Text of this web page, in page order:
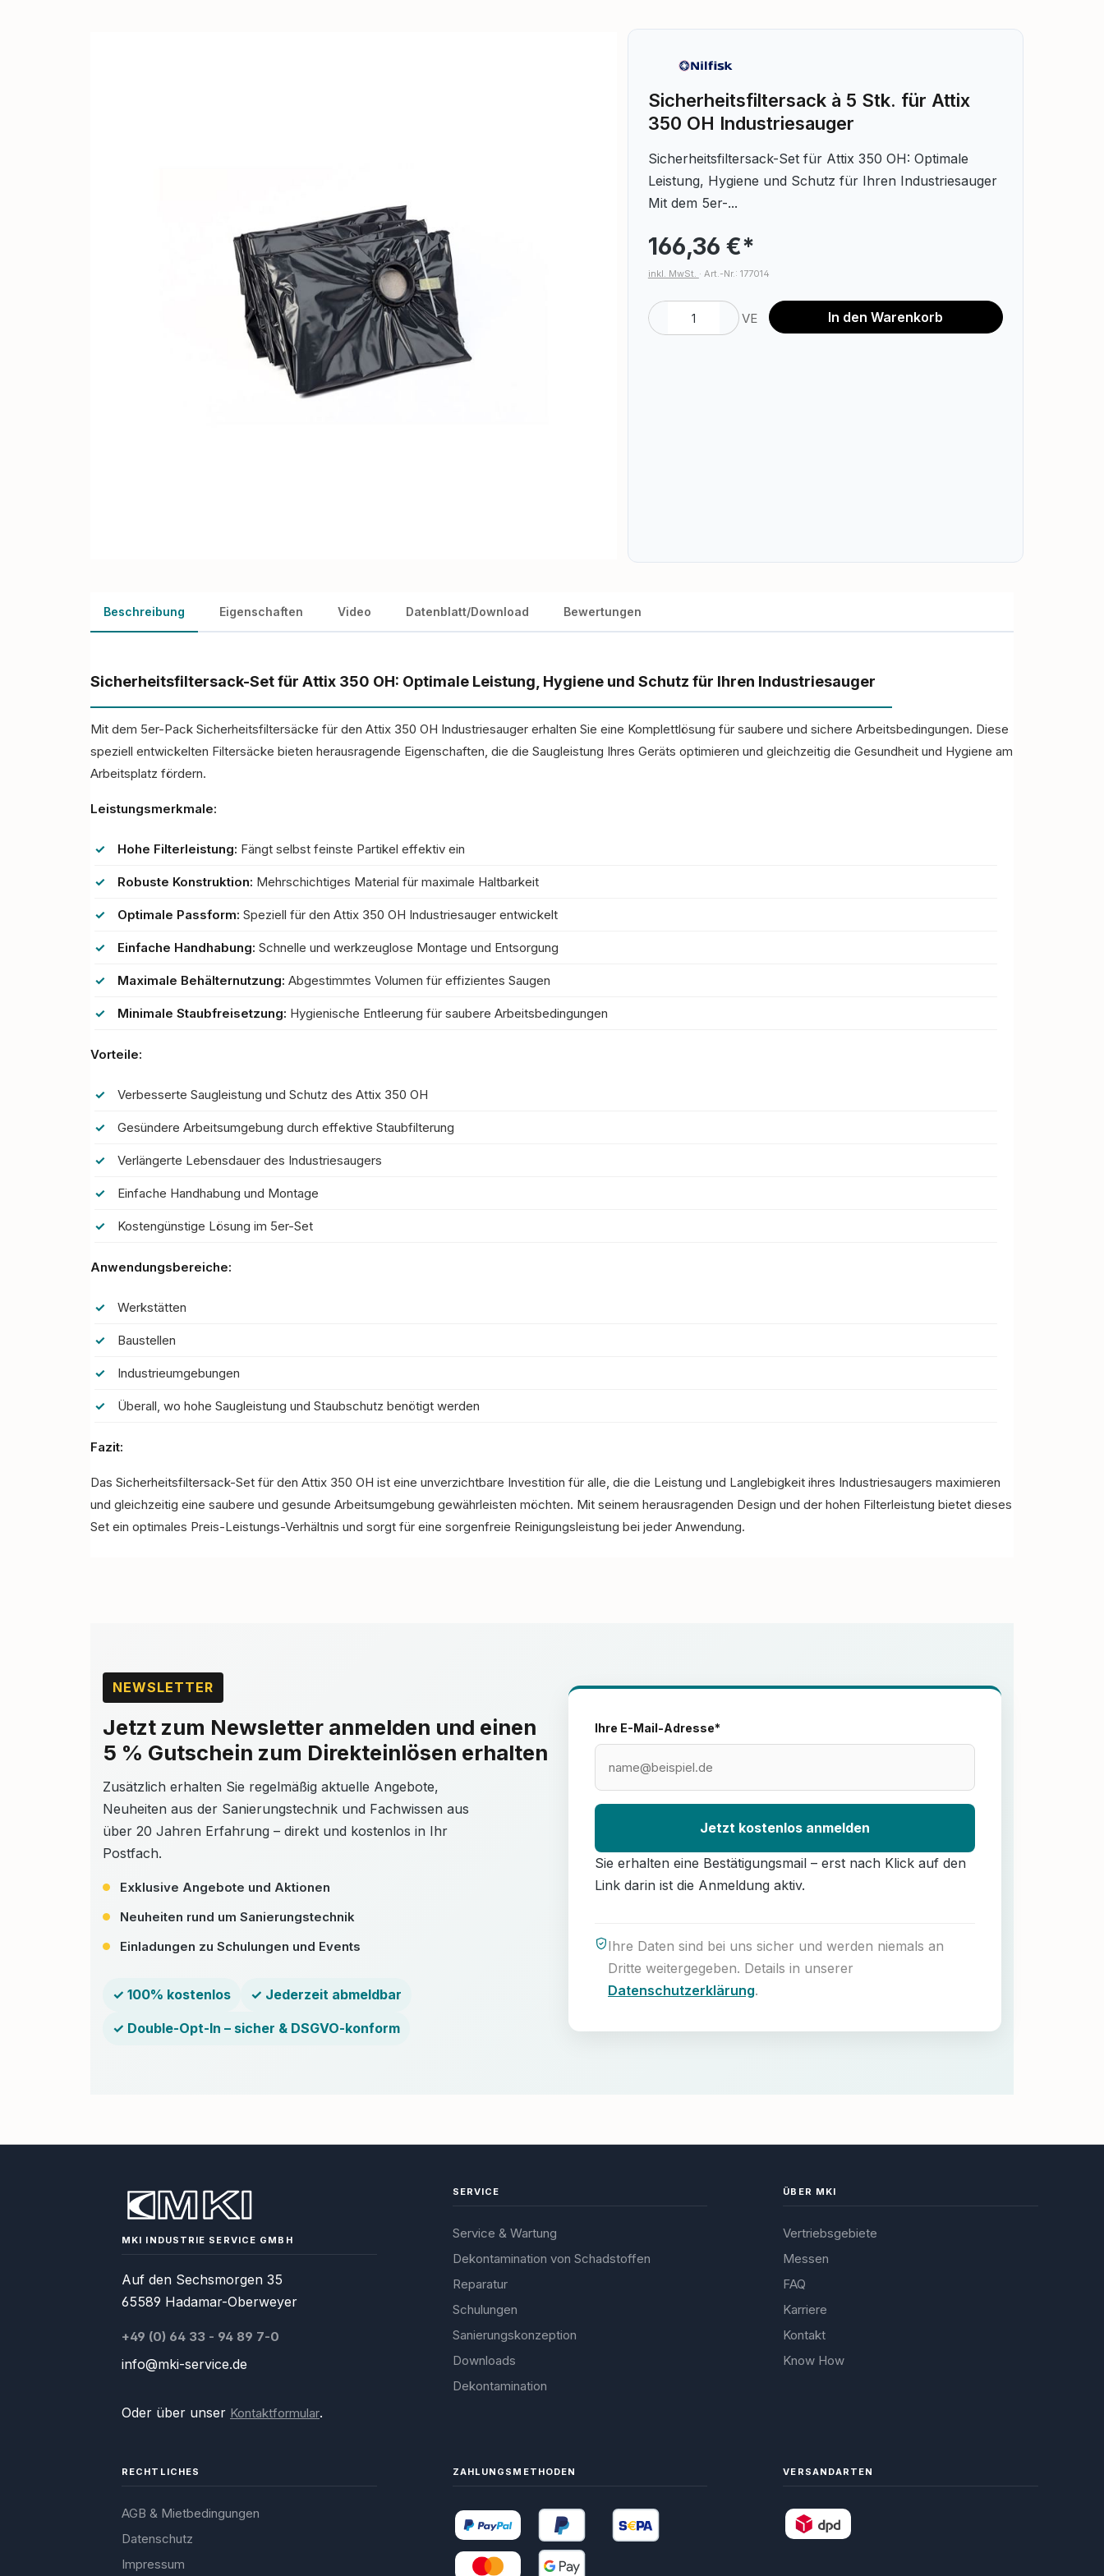
Sicherheitsfiltersack à 5 Stk. für Attix
350 OH Industriesauger
Sicherheitsfiltersack-Set für Attix 350 OH: Optimale
Leistung, Hygiene und Schutz für Ihren Industriesauger
Mit dem 5er-...
166,36 €*
inkl. MwSt. · Art.-Nr.: 177014
Produkt Anzahl: Gib den gewünschten Wert
VE In den Warenkorb
Beschreibung Eigenschaften Video Datenblatt/Download Bewertungen
Sicherheitsfiltersack-Set für Attix 350 OH: Optimale Leistung, Hygiene und Schutz für Ihren Industriesauger
Mit dem 5er-Pack Sicherheitsfiltersäcke für den Attix 350 OH Industriesauger erhalten Sie eine Komplettlösung für saubere und sichere Arbeitsbedingungen. Diese
speziell entwickelten Filtersäcke bieten herausragende Eigenschaften, die die Saugleistung Ihres Geräts optimieren und gleichzeitig die Gesundheit und Hygiene am
Arbeitsplatz fördern.
Leistungsmerkmale:
Hohe Filterleistung: Fängt selbst feinste Partikel effektiv ein
Robuste Konstruktion: Mehrschichtiges Material für maximale Haltbarkeit
Optimale Passform: Speziell für den Attix 350 OH Industriesauger entwickelt
Einfache Handhabung: Schnelle und werkzeuglose Montage und Entsorgung
Maximale Behälternutzung: Abgestimmtes Volumen für effizientes Saugen
Minimale Staubfreisetzung: Hygienische Entleerung für saubere Arbeitsbedingungen
Vorteile:
Verbesserte Saugleistung und Schutz des Attix 350 OH
Gesündere Arbeitsumgebung durch effektive Staubfilterung
Verlängerte Lebensdauer des Industriesaugers
Einfache Handhabung und Montage
Kostengünstige Lösung im 5er-Set
Anwendungsbereiche:
Werkstätten
Baustellen
Industrieumgebungen
Überall, wo hohe Saugleistung und Staubschutz benötigt werden
Fazit:
Das Sicherheitsfiltersack-Set für den Attix 350 OH ist eine unverzichtbare Investition für alle, die die Leistung und Langlebigkeit ihres Industriesaugers maximieren
und gleichzeitig eine saubere und gesunde Arbeitsumgebung gewährleisten möchten. Mit seinem herausragenden Design und der hohen Filterleistung bietet dieses
Set ein optimales Preis-Leistungs-Verhältnis und sorgt für eine sorgenfreie Reinigungsleistung bei jeder Anwendung.
NEWSLETTER
Jetzt zum Newsletter anmelden und einen
5 % Gutschein zum Direkteinlösen erhalten
Zusätzlich erhalten Sie regelmäßig aktuelle Angebote,
Neuheiten aus der Sanierungstechnik und Fachwissen aus
über 20 Jahren Erfahrung – direkt und kostenlos in Ihr
Postfach.
Exklusive Angebote und Aktionen
Neuheiten rund um Sanierungstechnik
Einladungen zu Schulungen und Events
✓ 100% kostenlos ✓ Jederzeit abmeldbar
✓ Double-Opt-In – sicher & DSGVO-konform
Ihre E-Mail-Adresse*
Jetzt kostenlos anmelden
Sie erhalten eine Bestätigungsmail – erst nach Klick auf den
Link darin ist die Anmeldung aktiv.
Ihre Daten sind bei uns sicher und werden niemals an
Dritte weitergegeben. Details in unserer
Datenschutzerklärung.
MKI INDUSTRIE SERVICE GMBH
Auf den Sechsmorgen 35
65589 Hadamar-Oberweyer
+49 (0) 64 33 - 94 89 7-0
info@mki-service.de
Oder über unser Kontaktformular.
SERVICE
Service & Wartung
Dekontamination von Schadstoffen
Reparatur
Schulungen
Sanierungskonzeption
Downloads
Dekontamination
ÜBER MKI
Vertriebsgebiete
Messen
FAQ
Karriere
Kontakt
Know How
RECHTLICHES
AGB & Mietbedingungen
Datenschutz
Impressum
ZAHLUNGSMETHODEN VERSANDARTEN